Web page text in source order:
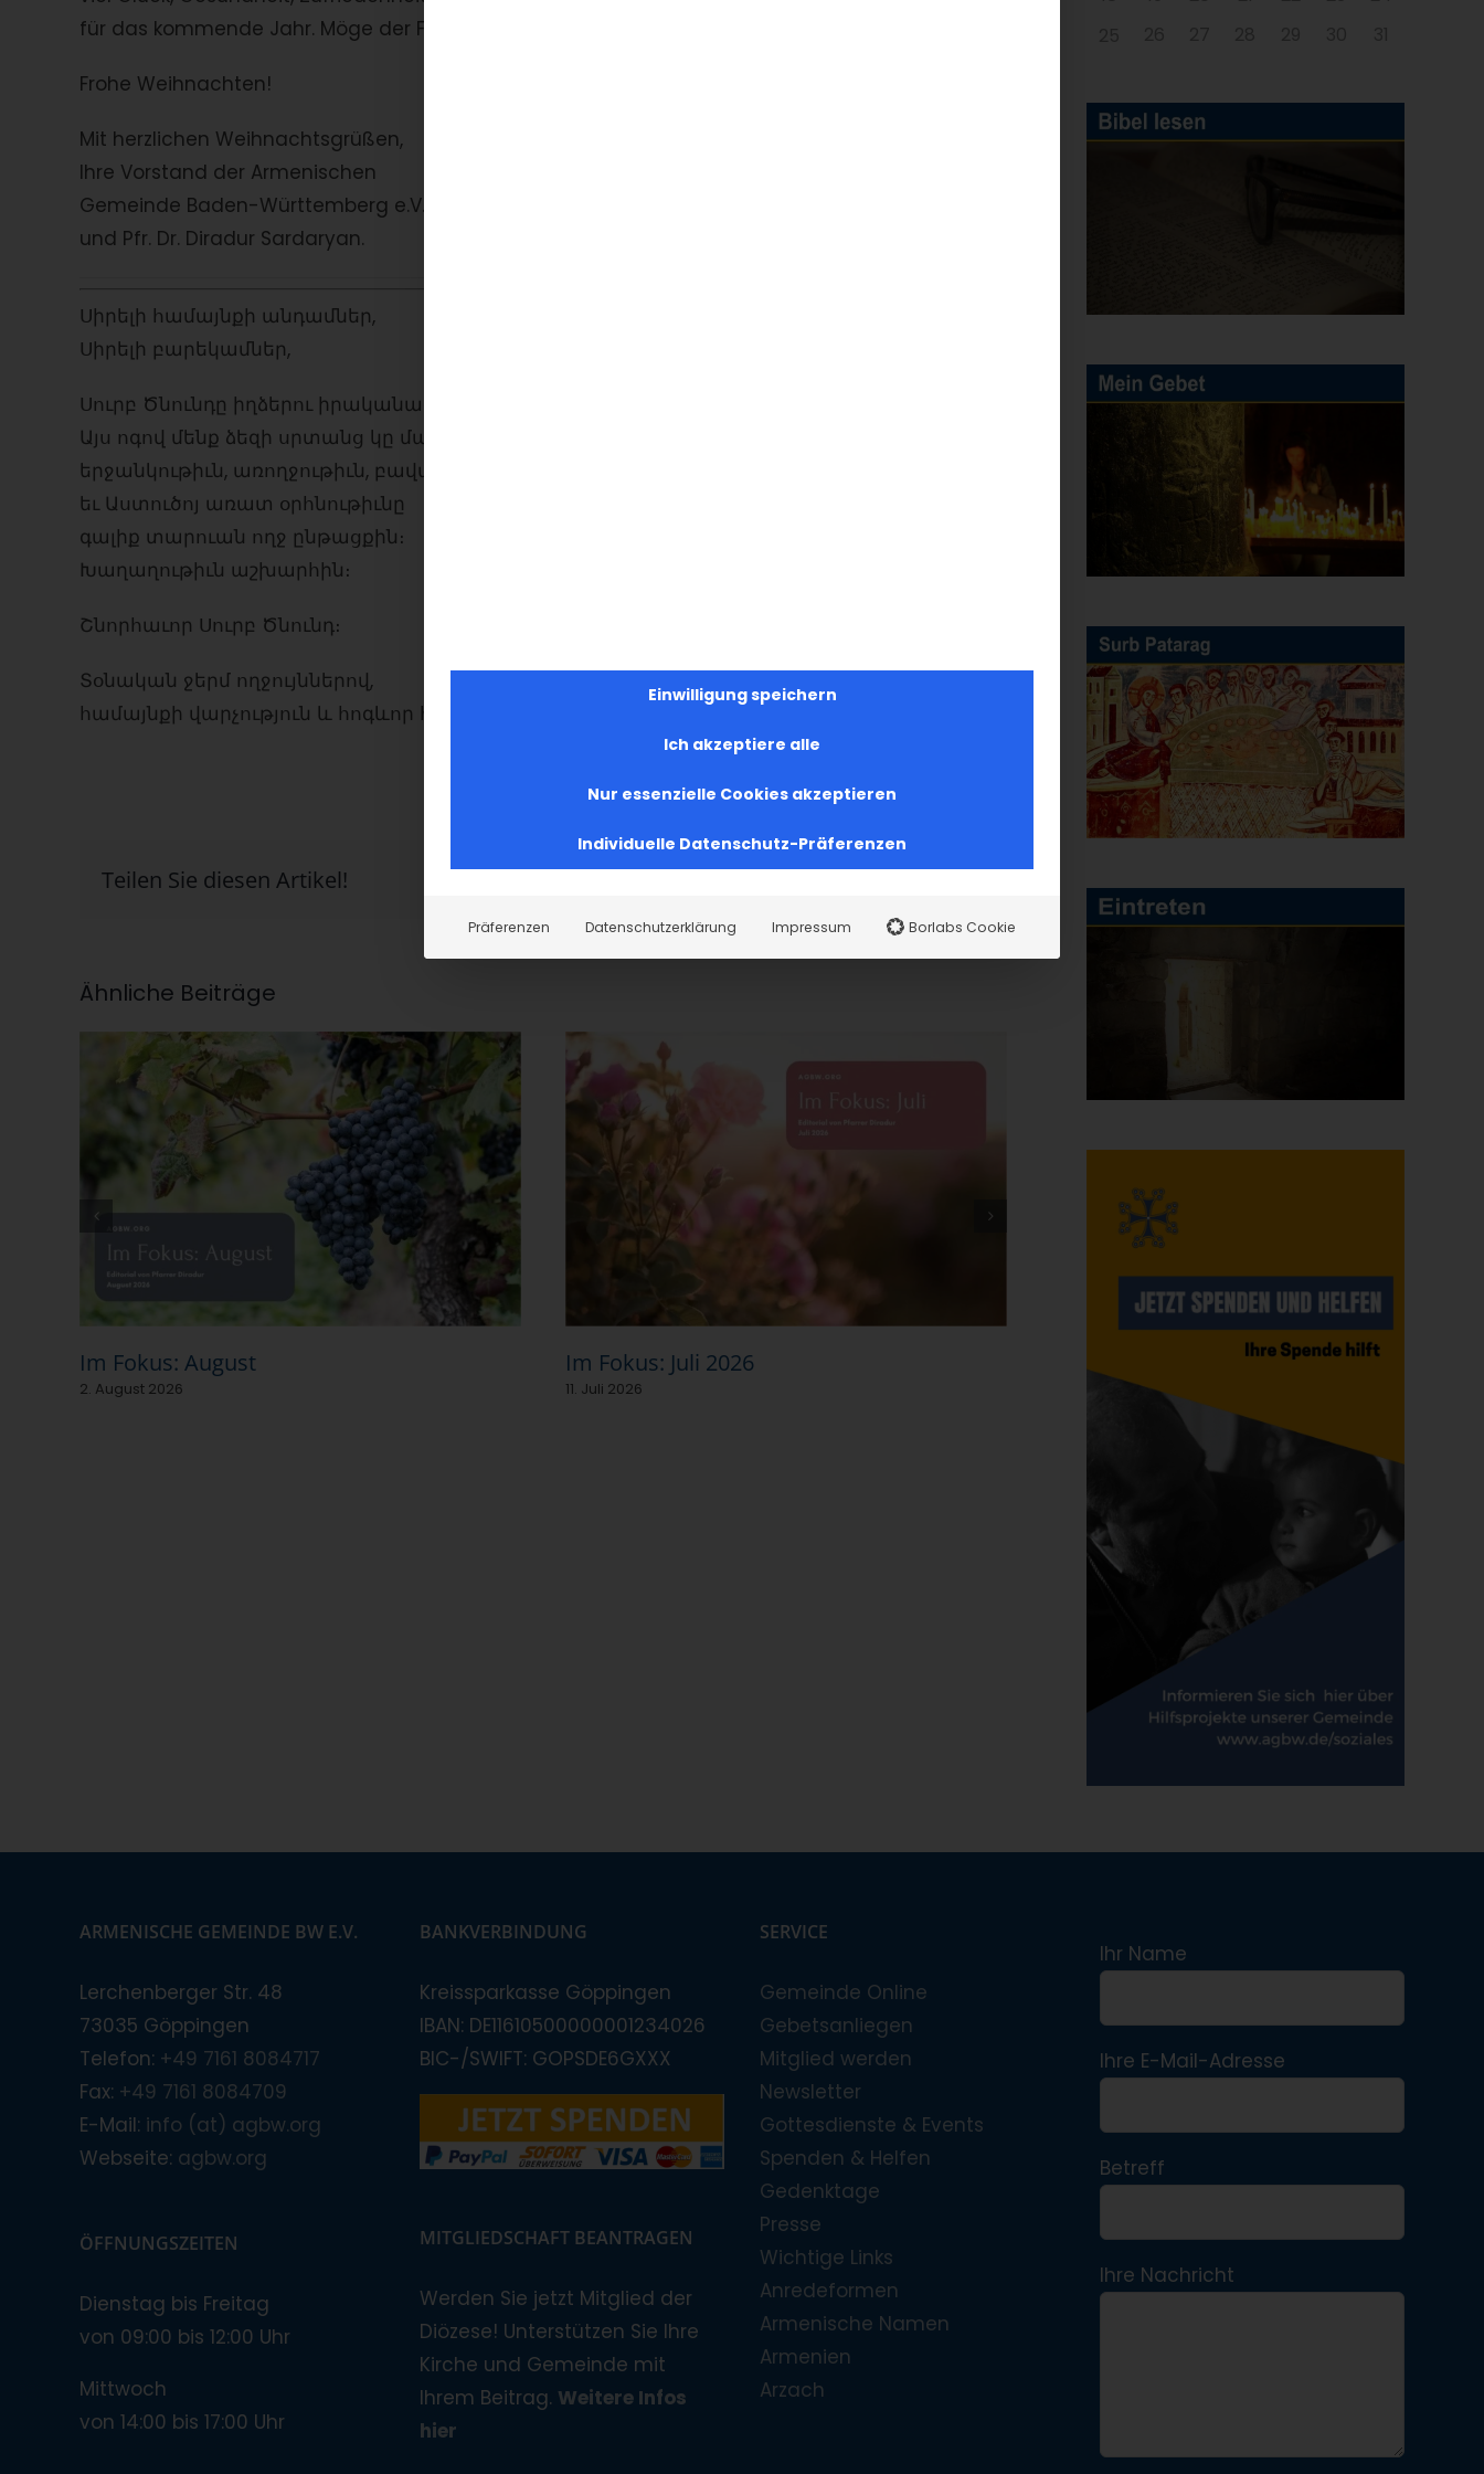
für das kommende Jahr. Möge der Frieden die Welt erfüllen.
Frohe Weihnachten!
Mit herzlichen Weihnachtsgrüßen,
Ihre Vorstand der Armenischen
Gemeinde Baden-Württemberg e.V.
und Pfr. Dr. Diradur Sardaryan.
Սիրելի համայնքի անդամներ,
Սիրելի բարեկամներ,
Սուրբ Ծնունդը իղձերու իրականածման ատէն մըն է։
Այս ոգով մենք ձեզի սրտանց կը մաղթենք
երջանկութիւն, առողջութիւն, բավարարվածութիւն
եւ Աստուծոյ առատ օրհնութիւնը
գալիք տարուան ողջ ընթացքին։
Խաղաղութիւն աշխարհին։
Շնորհաւոր Սուրբ Ծնունդ։
Տօնական ջերմ ողջույններով,
համայնքի վարչություն և հոգևոր հովիվ
Teilen Sie diesen Artikel!
Ähnliche Beiträge
Im Fokus: August
2. August 2026
Im Fokus: Juli 2026
11. Juli 2026
ARMENISCHE GEMEINDE BW E.V.
Lerchenberger Str. 48
73035 Göppingen
Telefon: +49 7161 8084717
Fax: +49 7161 8084709
E-Mail: info (at) agbw.org
Webseite: agbw.org
ÖFFNUNGSZEITEN
Dienstag bis Freitag
von 09:00 bis 12:00 Uhr
Mittwoch
von 14:00 bis 17:00 Uhr
BANKVERBINDUNG
Kreissparkasse Göppingen
IBAN: DE11610500000001234026
BIC-/SWIFT: GOPSDE6GXXX
MITGLIEDSCHAFT BEANTRAGEN
Werden Sie jetzt Mitglied der
Diözese! Unterstützen Sie Ihre
Kirche und Gemeinde mit
Ihrem Beitrag. Weitere Infos
hier
SERVICE
Gemeinde Online
Gebetsanliegen
Mitglied werden
Newsletter
Gottesdienste & Events
Spenden & Helfen
Gedenktage
Presse
Wichtige Links
Anredeformen
Armenische Namen
Armenien
Arzach
Ihr Name
Ihre E-Mail-Adresse
Betreff
Ihre Nachricht
Einwilligung speichern
Ich akzeptiere alle
Nur essenzielle Cookies akzeptieren
Individuelle Datenschutz-Präferenzen
Präferenzen Datenschutzerklärung Impressum Borlabs Cookie